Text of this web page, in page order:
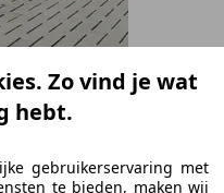
dkm NAP |
Zo vind je wat
hebt.
gebruikerservaring met
te bieden, maken wij